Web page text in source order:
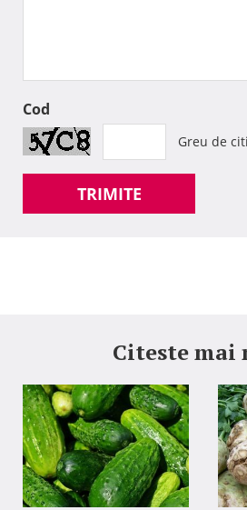
Cod
Greu de
TRIMITE
Citeste mai